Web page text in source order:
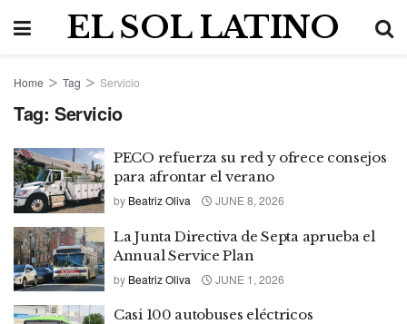
EL SOL LATINO
Home Tag Servicio
Tag: Servicio
PECO refuerza su red y ofrece consejos
para afrontar el verano
by Beatriz Oliva JUNE 8, 2026
La Junta Directiva de Septa aprueba el
Annual Service Plan
by Beatriz Oliva JUNE 1, 2026
Casi 100 autobuses eléctricos